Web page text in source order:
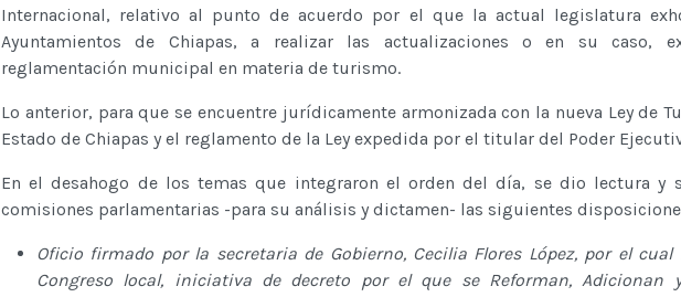
Internacional, relativo al punto de acuerdo por el que la actual legislatura
Ayuntamientos de Chiapas, a realizar las actualizaciones o en su caso,
reglamentación municipal en materia de turismo.
Lo anterior, para que se encuentre jurídicamente armonizada con la nueva Ley de
Estado de Chiapas y el reglamento de la Ley expedida por el titular del Poder
En el desahogo de los temas que integraron el orden del día, se dio lectura y
comisiones parlamentarias -para su análisis y dictamen- las siguientes
Oficio firmado por la secretaria de Gobierno, Cecilia Flores López, por el
Congreso local, iniciativa de decreto por el que se Reforman, Adicionan